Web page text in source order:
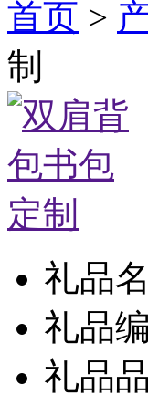
首页 >
制
礼品
礼品
礼品